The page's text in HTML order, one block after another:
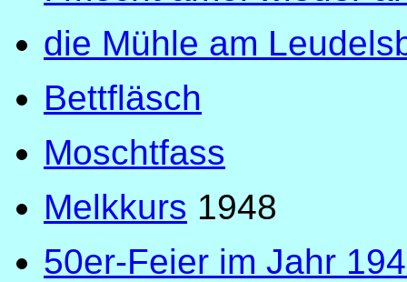
die Mühle am
Bettfläsch
Moschtfass
Melkkurs 1948
50er-Feier im Jahr